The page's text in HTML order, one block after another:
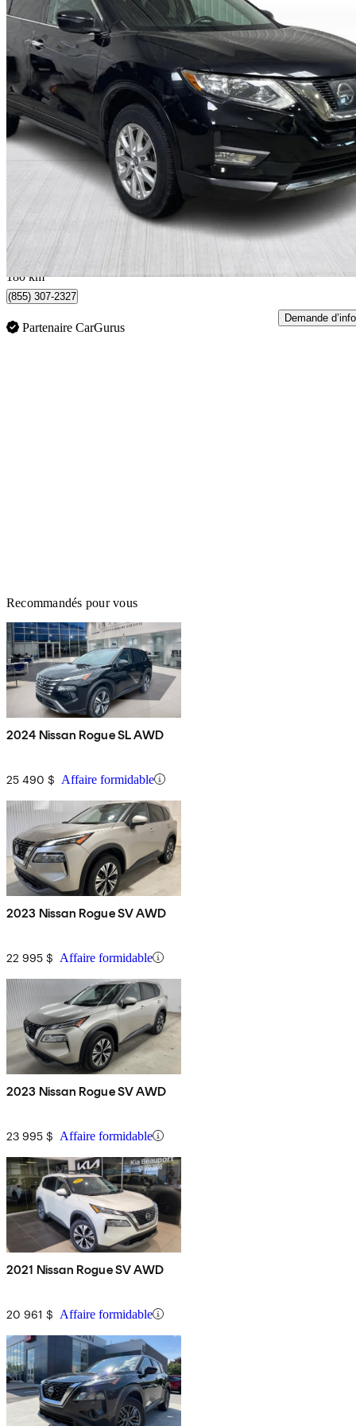
2017 Nissan Rogue
SV AWD102 938 km
Affaire
0 $/mois env.
Québec, QC
180 km
(855) 307-2327
Partenaire CarGurus
Demande d’info
Recommandés pour vous
2024 Nissan Rogue SL AWD
25 490 $ Affaire formidable
2023 Nissan Rogue SV AWD
22 995 $ Affaire formidable
2023 Nissan Rogue SV AWD
23 995 $ Affaire formidable
2021 Nissan Rogue SV AWD
20 961 $ Affaire formidable